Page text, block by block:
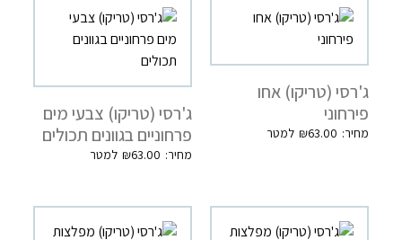
ג'רסי (טריקו) אחו
פירחוני
₪63.00
ג'רסי (טריקו) צבעי מים
פרחוניים בגוונים תכולים
₪63.00